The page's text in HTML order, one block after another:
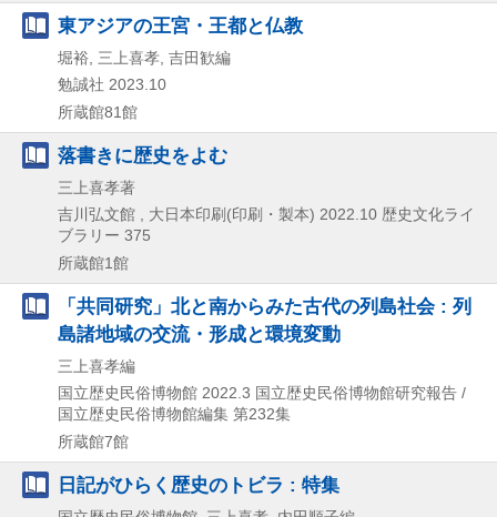
東アジアの王宮・王都と仏教
堀裕, 三上喜孝, 吉田歓編
勉誠社 2023.10
所蔵館81館
落書きに歴史をよむ
三上喜孝著
吉川弘文館 , 大日本印刷(印刷・製本) 2022.10 歴史文化ライ
ブラリー 375
所蔵館1館
「共同研究」北と南からみた古代の列島社会 : 列
島諸地域の交流・形成と環境変動
三上喜孝編
国立歴史民俗博物館 2022.3 国立歴史民俗博物館研究報告 /
国立歴史民俗博物館編集 第232集
所蔵館7館
日記がひらく歴史のトビラ : 特集